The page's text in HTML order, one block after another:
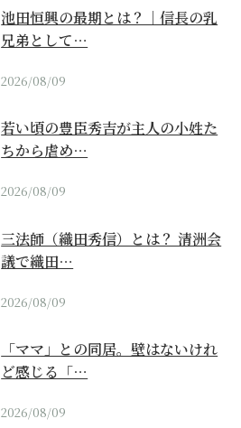
池田恒興の最期とは？｜信長の乳
兄弟として…
2026/08/09
若い頃の豊臣秀吉が主人の小姓た
ちから虐め…
2026/08/09
三法師（織田秀信）とは？ 清洲会
議で織田…
2026/08/09
「ママ」との同居。壁はないけれ
ど感じる「…
2026/08/09